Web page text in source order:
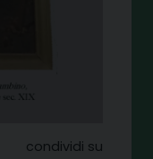
condividi su